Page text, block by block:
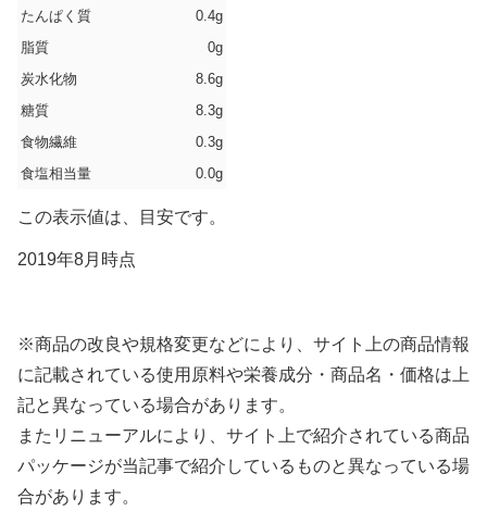
たんぱく質
0.4g
脂質
0g
炭水化物
8.6g
糖質
8.3g
食物繊維
0.3g
食塩相当量
0.0g
この表示値は、目安です。
2019年8月時点
※商品の改良や規格変更などにより、サイト上の商品情報
に記載されている使用原料や栄養成分・商品名・価格は上
記と異なっている場合があります。
またリニューアルにより、サイト上で紹介されている商品
パッケージが当記事で紹介しているものと異なっている場
合があります。